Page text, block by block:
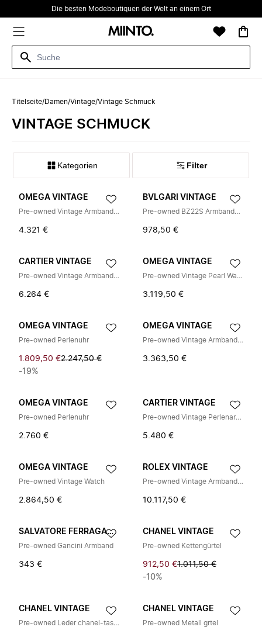
Die besten Modeboutiquen der Welt an einem Ort
Titelseite/Damen/Vintage/Vintage Schmuck
VINTAGE SCHMUCK
Kategorien Filter
OMEGA VINTAGE
Pre-owned Vintage Armbanduhr
4.321 €
BVLGARI VINTAGE
Pre-owned BZ22S Armbanduhr
978,50 €
CARTIER VINTAGE
Pre-owned Vintage Armbanduhr
6.264 €
OMEGA VINTAGE
Pre-owned Vintage Pearl Watch
3.119,50 €
OMEGA VINTAGE
Pre-owned Perlenuhr
1.809,50 €2.247,50 €
-19%
OMEGA VINTAGE
Pre-owned Vintage Armbanduhr
3.363,50 €
OMEGA VINTAGE
Pre-owned Perlenuhr
2.760 €
CARTIER VINTAGE
Pre-owned Vintage Perlenarmbanduhr
5.480 €
OMEGA VINTAGE
Pre-owned Vintage Watch
2.864,50 €
ROLEX VINTAGE
Pre-owned Vintage Armbanduhr
10.117,50 €
SALVATORE FERRAGAMO PRE-OWNED
Pre-owned Gancini Armband
343 €
CHANEL VINTAGE
Pre-owned Kettengürtel
912,50 €1.011,50 €
-10%
CHANEL VINTAGE
Pre-owned Leder chanel-taschen
CHANEL VINTAGE
Pre-owned Metall grtel